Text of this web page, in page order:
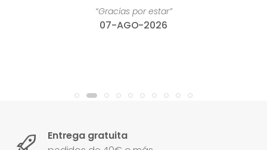
“Gracias por estar”
07-AGO-2026
Entrega gratuita